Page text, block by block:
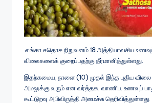
லங்கா சதொச நிறுவனம் 18 அத்தியாவசிய
விலைகளைக் குறைப்பதற்கு தீர்மானித்துள்ளது.
இதற்கமைய, நாளை (10) முதல் இந்த புதிய விலை
அமலுக்கு வரும் என வர்த்தக, வாணிப, உணவுப்
கூட்டுறவு அபிவிருத்தி அமைச்சு தெரிவித்துள்ளது.